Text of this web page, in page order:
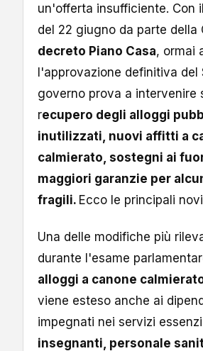
un'offerta insufficiente. Con il
del 22 giugno da parte della
decreto Piano Casa, ormai
l'approvazione definitiva del
governo prova a intervenire
recupero degli alloggi
inutilizzati, nuovi affitti a
calmierato, sostegni ai
maggiori garanzie per
fragili. Ecco le principali
Una delle modifiche più
durante l'esame
alloggi a canone
viene esteso anche ai
impegnati nei servizi
insegnanti, personale